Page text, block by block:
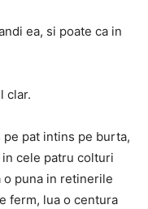
ea, si poate ca in
clar.
pat intins pe burta,
cele patru colturi
o puna in retinerile
ferm, lua o centura